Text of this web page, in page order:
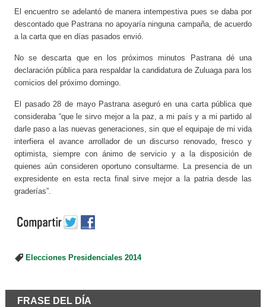
El encuentro se adelantó de manera intempestiva pues se daba por
descontado que Pastrana no apoyaría ninguna campaña, de acuerdo
a la carta que en días pasados envió.
No se descarta que en los próximos minutos Pastrana dé una
declaración pública para respaldar la candidatura de Zuluaga para los
comicios del próximo domingo.
El pasado 28 de mayo Pastrana aseguró en una carta pública que
consideraba “que le sirvo mejor a la paz, a mi país y a mi partido al
darle paso a las nuevas generaciones, sin que el equipaje de mi vida
interfiera el avance arrollador de un discurso renovado, fresco y
optimista, siempre con ánimo de servicio y a la disposición de
quienes aún consideren oportuno consultarme. La presencia de un
expresidente en esta recta final sirve mejor a la patria desde las
graderías”.
Elecciones Presidenciales 2014
FRASE DEL DÍA